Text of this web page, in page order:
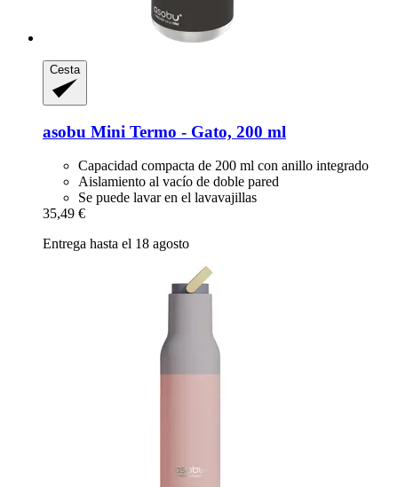
Cesta
asobu Mini Termo -​ Gato, 200 ml
Capacidad compacta de 200 ml con anillo integrado
Aislamiento al vacío de doble pared
Se puede lavar en el lavavajillas
35,49 €
Entrega hasta el 18 agosto